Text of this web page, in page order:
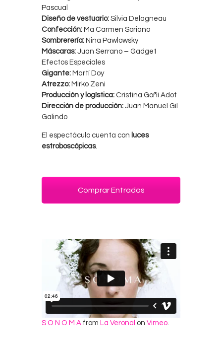
Pascual
Diseño de vestuario: Silvia Delagneau
Confección: Ma Carmen Soriano
Sombrerería: Nina Pawlowsky
Máscaras: Juan Serrano – Gadget
Efectos Especiales
Gigante: Martí Doy
Atrezzo: Mirko Zeni
Producción y logística: Cristina Goñi Adot
Dirección de producción: Juan Manuel Gil
Galindo
El espectáculo cuenta con luces
estroboscópicas.
Comprar Entradas
S O N O M A from La Veronal on Vimeo